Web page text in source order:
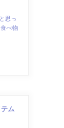
思っ
べ物
ム